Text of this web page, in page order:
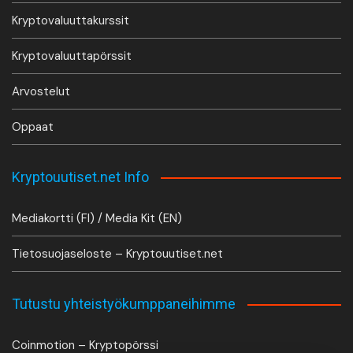
Kryptovaluuttakurssit
Kryptovaluuttapörssit
Arvostelut
Oppaat
Kryptouutiset.net Info
Mediakortti (FI) / Media Kit (EN)
Tietosuojaseloste – Kryptouutiset.net
Tutustu yhteistyökumppaneihimme
Coinmotion – Kryptopörssi